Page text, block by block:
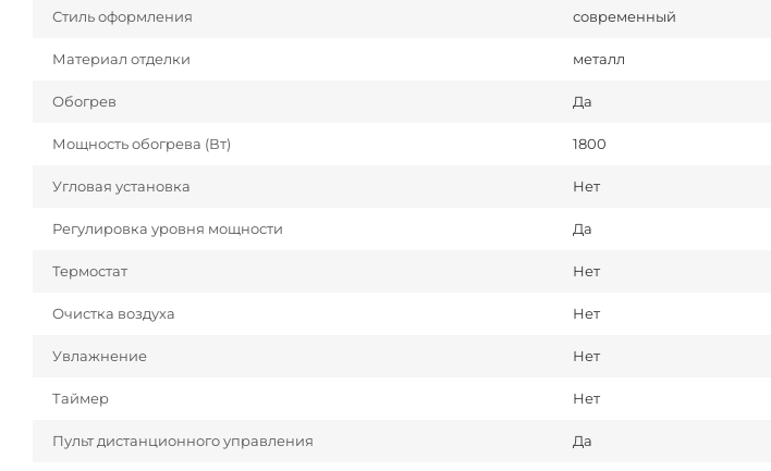
Стиль оформления современный
Материал отделки металл
Обогрев Да
Мощность обогрева (Вт) 1800
Угловая установка Нет
Регулировка уровня мощности Да
Термостат Нет
Очистка воздуха Нет
Увлажнение Нет
Таймер Нет
Пульт дистанционного управления Да